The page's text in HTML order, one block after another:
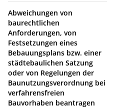
Abweichungen von
baurechtlichen
Anforderungen, von
Festsetzungen eines
Bebauungsplans bzw. einer
städtebaulichen Satzung
oder von Regelungen der
Baunutzungsverordnung bei
verfahrensfreien
Bauvorhaben beantragen